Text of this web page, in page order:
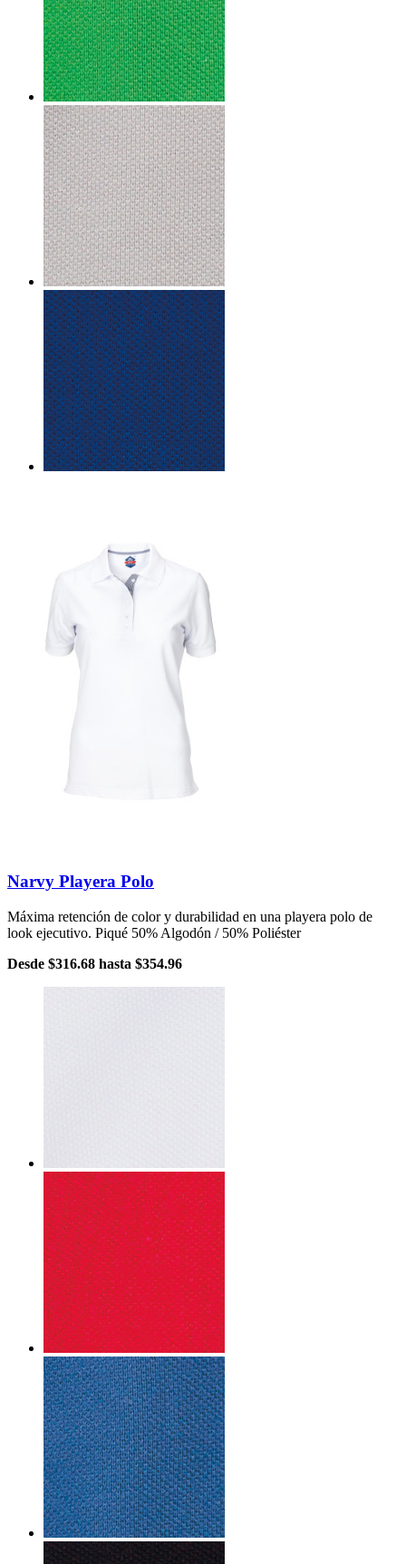
Narvy Playera Polo
Máxima retención de color y durabilidad en una playera polo de
look ejecutivo. Piqué 50% Algodón / 50% Poliéster
Desde $316.68 hasta $354.96